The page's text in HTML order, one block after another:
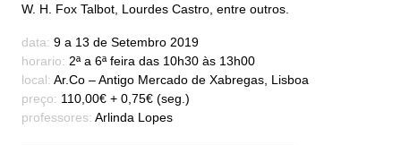
W. H. Fox Talbot, Lourdes Castro, entre outros.
data: 9 a 13 de Setembro 2019
horario: 2ª a 6ª feira das 10h30 às 13h00
local: Ar.Co – Antigo Mercado de Xabregas, Lisboa
preço: 110,00€ + 0,75€ (seg.)
professores: Arlinda Lopes